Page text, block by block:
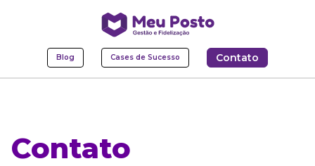
Blog Cases de Sucesso Contato
Contato